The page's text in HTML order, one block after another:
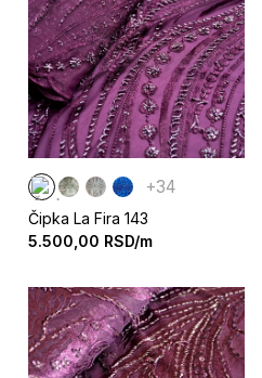
+34
Čipka La Fira 143
5.500,00 RSD/m